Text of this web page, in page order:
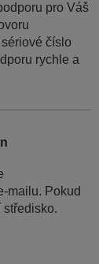
pro Váš
číslo
rychle a
mailu. Pokud
středisko.